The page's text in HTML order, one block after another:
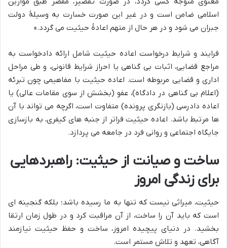
اسلامی ضامن است و در غیر این صورت خسارت به وسیلهٔ دولت
جبران می شود و در هر حال از متهم اعادهٔ حیثیت می گردد.»
فرایند و شرایط درخواست اعاده حیثیت شامل ارائه دادخواست به
مراجع قضایی، اثبات بی گناهی یا احراز شرایط قانونی، و طی مراحل
اداری و قضایی مربوطه است. اعاده حیثیت با مفاهیمی چون تبرئه
(اعلام بی گناهی در دادگاه)، عفو (بخشش از سوی مقامات عالی) یا
اعاده دادرسی (بازنگری پرونده) متفاوت است، اگرچه می تواند با آن
ها مرتبط باشد. اعاده حیثیت فراتر از جنبه های کیفری، به بازسازی
جایگاه اجتماعی و روانی فرد در جامعه می پردازد.
ساخت و صیانت از حیثیت: راهبردهایی
برای زندگی امروز
حیثیت، میراثی نیست که تنها به ما رسیده باشد؛ بلکه گنجینه ای
است که باید آن را ساخت، از آن مراقبت کرد و در طول زمان ارتقا
بخشید. در دنیای پیچیده امروز، ساخت و حفظ حیثیت نیازمند
آگاهی، تعهد و تلاش مستمر است.